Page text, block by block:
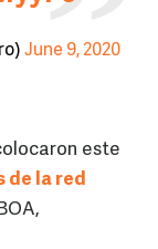
June 9, 2020
este
de la red